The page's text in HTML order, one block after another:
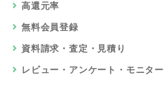
高還元率
無料会員登録
資料請求・査定・見積り
レビュー・アンケート・モニター